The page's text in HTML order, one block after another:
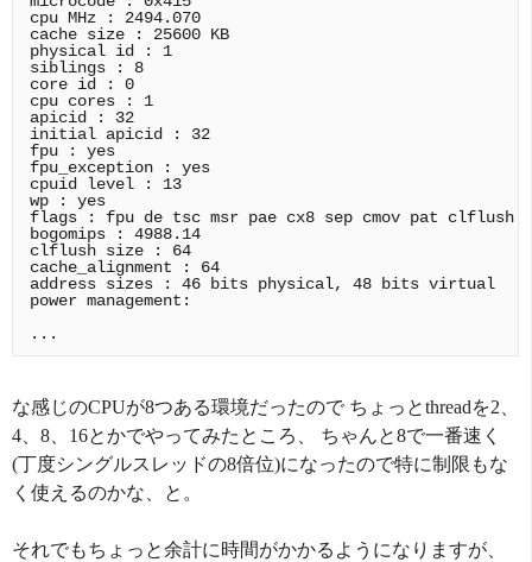
cpu MHz : 2494.070
cache size : 25600 KB
physical id : 1
siblings : 8
core id : 0
cpu cores : 1
apicid : 32
initial apicid : 32
fpu : yes
fpu_exception : yes
cpuid level : 13
wp : yes
flags : fpu de tsc msr pae cx8 sep cmov pat clflush
bogomips : 4988.14
clflush size : 64
cache_alignment : 64
address sizes : 46 bits physical, 48 bits virtual
power management:
な感じのCPUが8つある環境だったので ちょっとthreadを2、
4、8、16とかでやってみたところ、 ちゃんと8で一番速く
(丁度シングルスレッドの8倍位)になったので特に制限もな
く使えるのかな、と。
それでもちょっと余計に時間がかかるようになりますが、